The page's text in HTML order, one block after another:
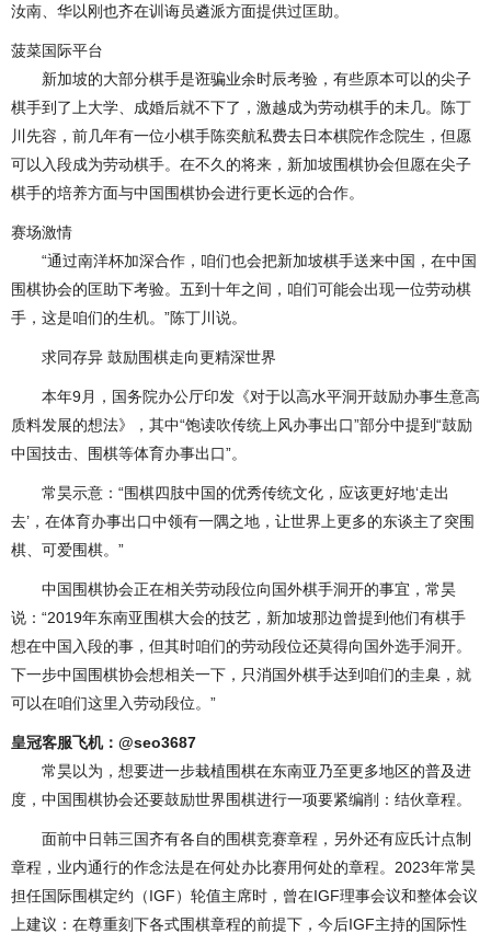
汝南、华以刚也齐在训诲员遴派方面提供过匡助。
菠菜国际平台
新加坡的大部分棋手是诳骗业余时辰考验，有些原本可以的尖子
棋手到了上大学、成婚后就不下了，激越成为劳动棋手的未几。陈丁
川先容，前几年有一位小棋手陈奕航私费去日本棋院作念院生，但愿
可以入段成为劳动棋手。在不久的将来，新加坡围棋协会但愿在尖子
棋手的培养方面与中国围棋协会进行更长远的合作。
赛场激情
“通过南洋杯加深合作，咱们也会把新加坡棋手送来中国，在中国
围棋协会的匡助下考验。五到十年之间，咱们可能会出现一位劳动棋
手，这是咱们的生机。”陈丁川说。
求同存异 鼓励围棋走向更精深世界
本年9月，国务院办公厅印发《对于以高水平洞开鼓励办事生意高
质料发展的想法》，其中“饱读吹传统上风办事出口”部分中提到“鼓励
中国技击、围棋等体育办事出口”。
常昊示意：“围棋四肢中国的优秀传统文化，应该更好地‘走出
去’，在体育办事出口中领有一隅之地，让世界上更多的东谈主了突围
棋、可爱围棋。”
中国围棋协会正在相关劳动段位向国外棋手洞开的事宜，常昊
说：“2019年东南亚围棋大会的技艺，新加坡那边曾提到他们有棋手
想在中国入段的事，但其时咱们的劳动段位还莫得向国外选手洞开。
下一步中国围棋协会想相关一下，只消国外棋手达到咱们的圭臬，就
可以在咱们这里入劳动段位。”
皇冠客服飞机：@seo3687
常昊以为，想要进一步栽植围棋在东南亚乃至更多地区的普及进
度，中国围棋协会还要鼓励世界围棋进行一项要紧编削：结伙章程。
面前中日韩三国齐有各自的围棋竞赛章程，另外还有应氏计点制
章程，业内通行的作念法是在何处办比赛用何处的章程。2023年常昊
担任国际围棋定约（IGF）轮值主席时，曾在IGF理事会议和整体会议
上建议：在尊重刻下各式围棋章程的前提下，今后IGF主持的国际性